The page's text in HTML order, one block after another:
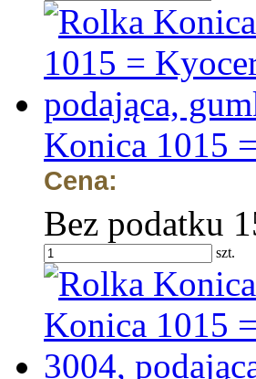
Konica 1015
Cena:
Bez podatku
szt.